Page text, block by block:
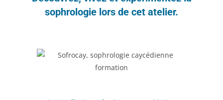
sophrologie lors de cet atelier.